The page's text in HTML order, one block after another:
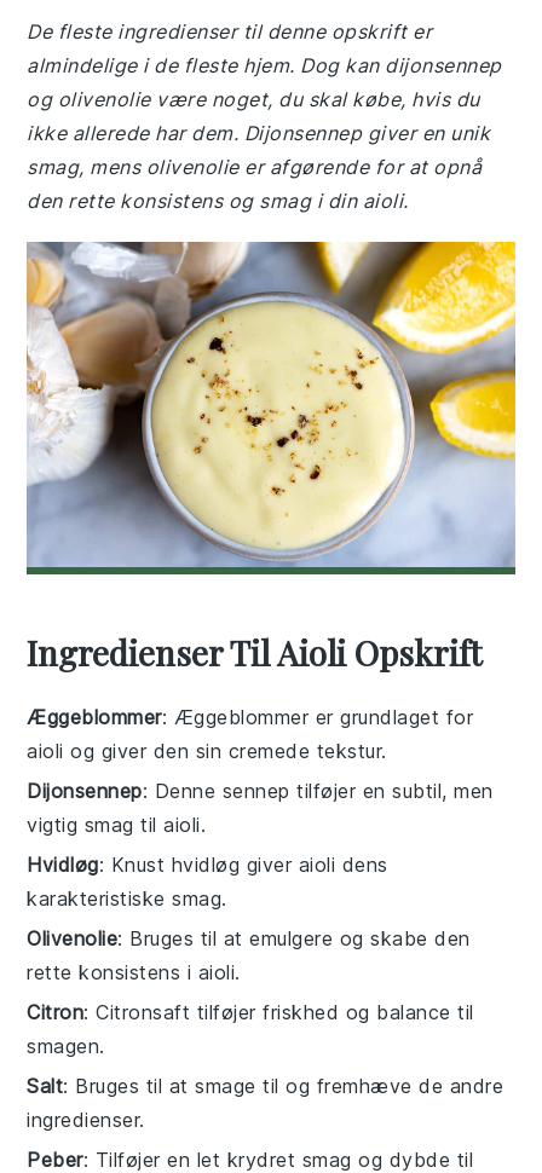
De fleste ingredienser til denne opskrift er
almindelige i de fleste hjem. Dog kan dijonsennep
og olivenolie være noget, du skal købe, hvis du
ikke allerede har dem. Dijonsennep giver en unik
smag, mens olivenolie er afgørende for at opnå
den rette konsistens og smag i din aioli.
Ingredienser Til Aioli Opskrift
Æggeblommer: Æggeblommer er grundlaget for
aioli og giver den sin cremede tekstur.
Dijonsennep: Denne sennep tilføjer en subtil, men
vigtig smag til aioli.
Hvidløg: Knust hvidløg giver aioli dens
karakteristiske smag.
Olivenolie: Bruges til at emulgere og skabe den
rette konsistens i aioli.
Citron: Citronsaft tilføjer friskhed og balance til
smagen.
Salt: Bruges til at smage til og fremhæve de andre
ingredienser.
Peber: Tilføjer en let krydret smag og dybde til